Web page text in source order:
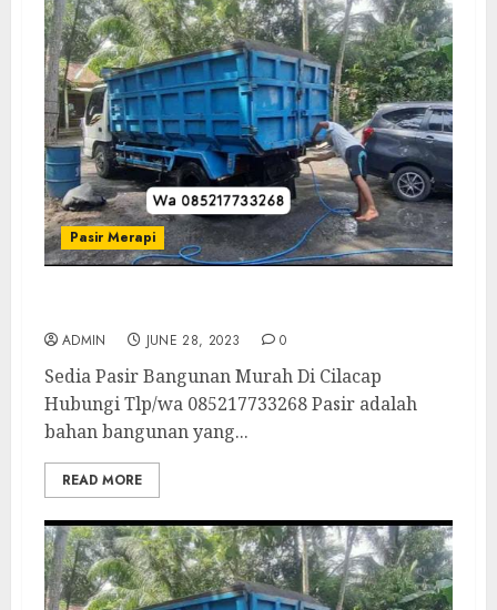
Pasir Merapi
ADMIN JUNE 28, 2023 0
Sedia Pasir Bangunan Murah Di Cilacap
Hubungi Tlp/wa 085217733268 Pasir adalah
bahan bangunan yang...
READ MORE